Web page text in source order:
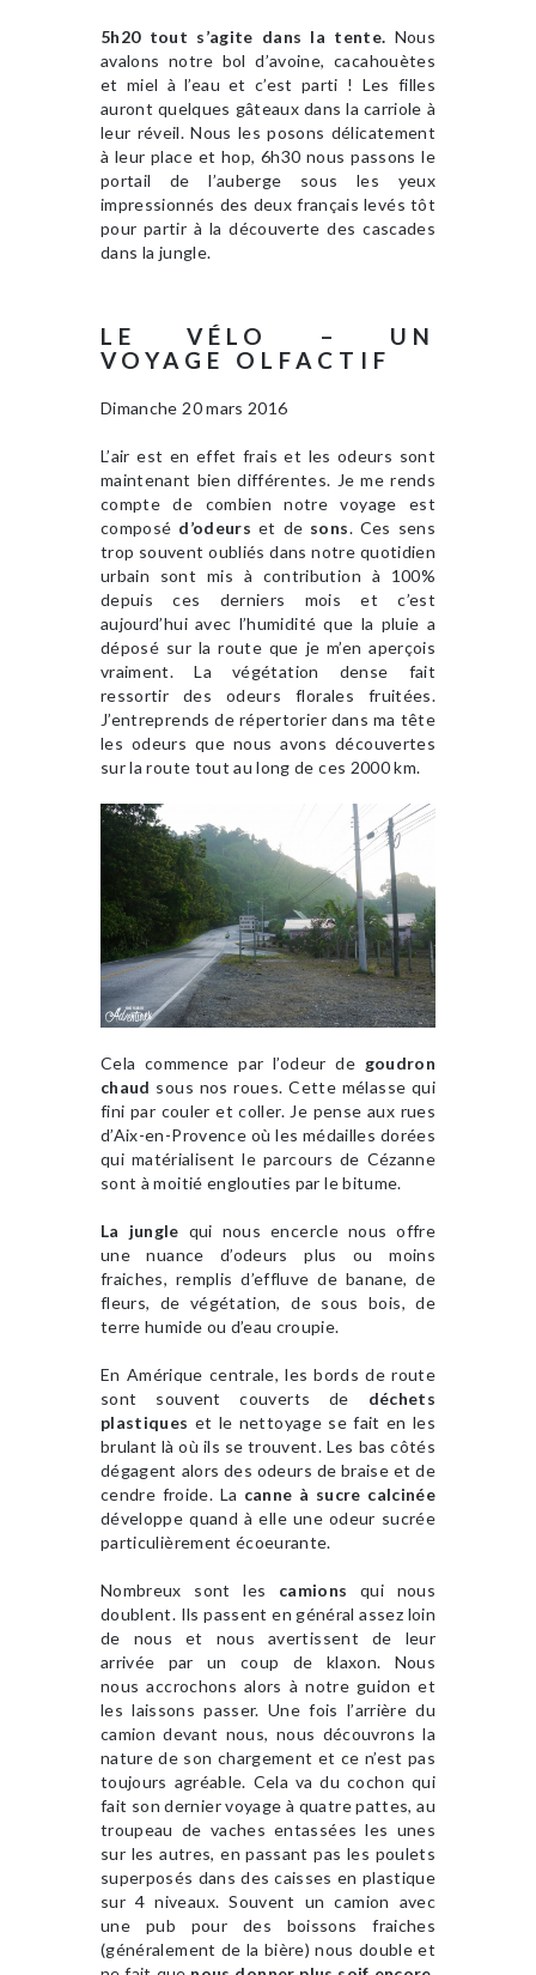
5h20 tout s’agite dans la tente. Nous
avalons notre bol d’avoine, cacahouètes
et miel à l’eau et c’est parti ! Les filles
auront quelques gâteaux dans la carriole à
leur réveil. Nous les posons délicatement
à leur place et hop, 6h30 nous passons le
portail de l’auberge sous les yeux
impressionnés des deux français levés tôt
pour partir à la découverte des cascades
dans la jungle.
LE VÉLO – UN
VOYAGE OLFACTIF
Dimanche 20 mars 2016
L’air est en effet frais et les odeurs sont
maintenant bien différentes. Je me rends
compte de combien notre voyage est
composé d’odeurs et de sons. Ces sens
trop souvent oubliés dans notre quotidien
urbain sont mis à contribution à 100%
depuis ces derniers mois et c’est
aujourd’hui avec l’humidité que la pluie a
déposé sur la route que je m’en aperçois
vraiment. La végétation dense fait
ressortir des odeurs florales fruitées.
J’entreprends de répertorier dans ma tête
les odeurs que nous avons découvertes
sur la route tout au long de ces 2000 km.
Cela commence par l’odeur de goudron
chaud sous nos roues. Cette mélasse qui
fini par couler et coller. Je pense aux rues
d’Aix-en-Provence où les médailles dorées
qui matérialisent le parcours de Cézanne
sont à moitié englouties par le bitume.
La jungle qui nous encercle nous offre
une nuance d’odeurs plus ou moins
fraiches, remplis d’effluve de banane, de
fleurs, de végétation, de sous bois, de
terre humide ou d’eau croupie.
En Amérique centrale, les bords de route
sont souvent couverts de déchets
plastiques et le nettoyage se fait en les
brulant là où ils se trouvent. Les bas côtés
dégagent alors des odeurs de braise et de
cendre froide. La canne à sucre calcinée
développe quand à elle une odeur sucrée
particulièrement écoeurante.
Nombreux sont les camions qui nous
doublent. Ils passent en général assez loin
de nous et nous avertissent de leur
arrivée par un coup de klaxon. Nous
nous accrochons alors à notre guidon et
les laissons passer. Une fois l’arrière du
camion devant nous, nous découvrons la
nature de son chargement et ce n’est pas
toujours agréable. Cela va du cochon qui
fait son dernier voyage à quatre pattes, au
troupeau de vaches entassées les unes
sur les autres, en passant pas les poulets
superposés dans des caisses en plastique
sur 4 niveaux. Souvent un camion avec
une pub pour des boissons fraiches
(généralement de la bière) nous double et